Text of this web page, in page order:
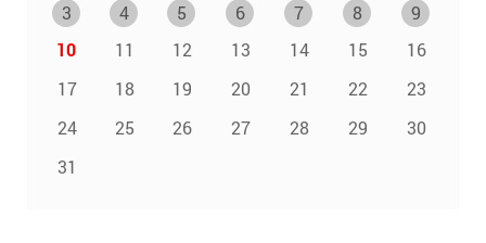
3
4 5 6 7 8
9
10
11 12 13 14 15
16
17
18 19 20 21 22
23
24
25 26 27 28 29
30
31